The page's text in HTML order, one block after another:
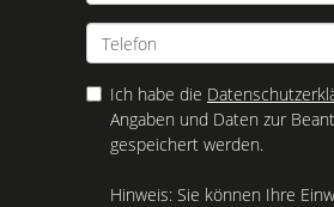
Ich habe die
Angaben und Daten zur
gespeichert werden.
Hinweis: Sie können Ihre